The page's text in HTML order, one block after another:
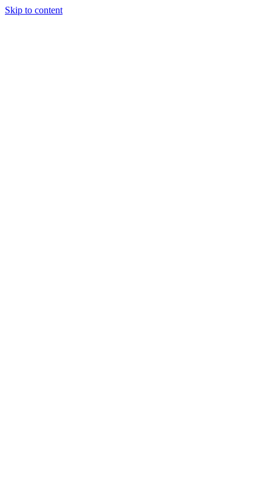
Skip to content